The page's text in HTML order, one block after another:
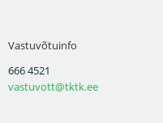
Vastuvõtuinfo
666 4521
vastuvott@tktk.ee